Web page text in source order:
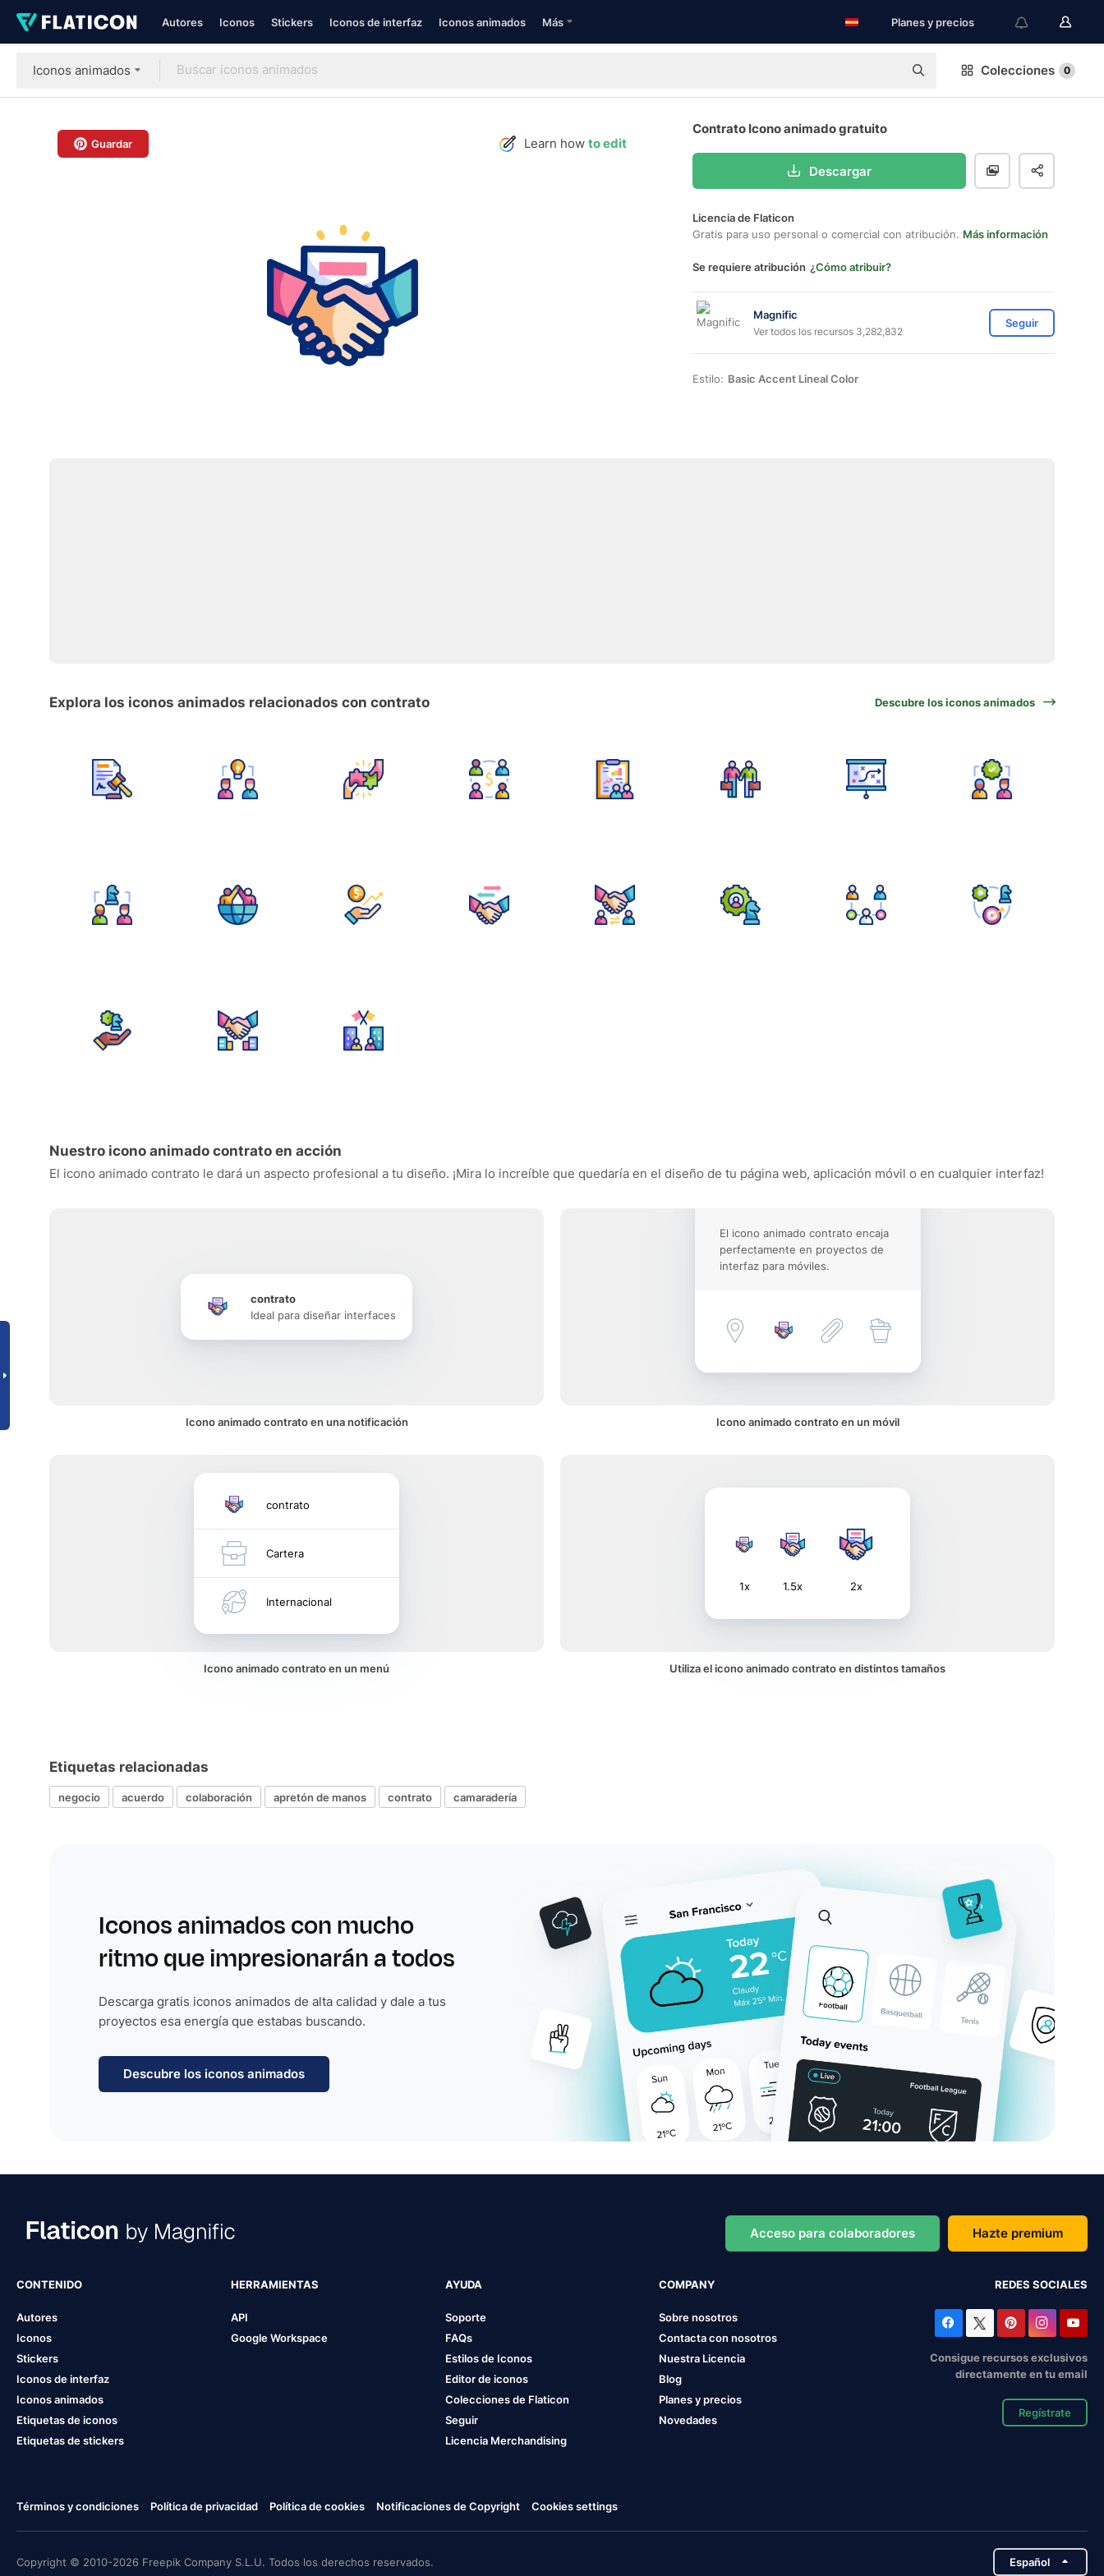
Autores Iconos Stickers Iconos de interfaz Iconos animados Más Planes y precios
Iconos animados Colecciones 0
Guardar Learn how to edit
Contrato Icono animado gratuito
Descargar
Licencia de Flaticon
Gratis para uso personal o comercial con atribución. Más información
Se requiere atribución ¿Cómo atribuir?
Magnific
Ver todos los recursos 3,282,832
Seguir
Estilo: Basic Accent Lineal Color
Explora los iconos animados relacionados con contrato Descubre los iconos animados
Nuestro icono animado contrato en acción
El icono animado contrato le dará un aspecto profesional a tu diseño. ¡Mira lo increíble que quedaría en el diseño de tu página web, aplicación móvil o en cualquier interfaz!
contrato
Ideal para diseñar interfaces
Icono animado contrato en una notificación
El icono animado contrato encaja
perfectamente en proyectos de
interfaz para móviles.
Icono animado contrato en un móvil
contrato
Cartera
Internacional
Icono animado contrato en un menú
1x 1.5x 2x
Utiliza el icono animado contrato en distintos tamaños
Etiquetas relacionadas
negocio acuerdo colaboración apretón de manos contrato camaradería
Iconos animados con mucho
ritmo que impresionarán a todos
Descarga gratis iconos animados de alta calidad y dale a tus
proyectos esa energía que estabas buscando.
Descubre los iconos animados
Acceso para colaboradores Hazte premium
CONTENIDO
Autores
Iconos
Stickers
Iconos de interfaz
Iconos animados
Etiquetas de iconos
Etiquetas de stickers
HERRAMIENTAS
API
Google Workspace
AYUDA
Soporte
FAQs
Estilos de Iconos
Editor de iconos
Colecciones de Flaticon
Seguir
Licencia Merchandising
COMPANY
Sobre nosotros
Contacta con nosotros
Nuestra Licencia
Blog
Planes y precios
Novedades
REDES SOCIALES
Consigue recursos exclusivos
directamente en tu email
Regístrate
Términos y condiciones Política de privacidad Política de cookies Notificaciones de Copyright Cookies settings
Copyright © 2010-2026 Freepik Company S.L.U. Todos los derechos reservados. Español